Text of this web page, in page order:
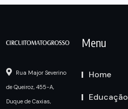
Rua Major Severino
de Queiroz, 455-A,
Duque de Caxias,
Menu
Home
Educação